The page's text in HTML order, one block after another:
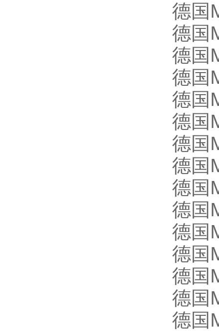
德国
德
德国
德国
德国
德国
德国
德国
德国
德国
德国
德
德国
德国
德国